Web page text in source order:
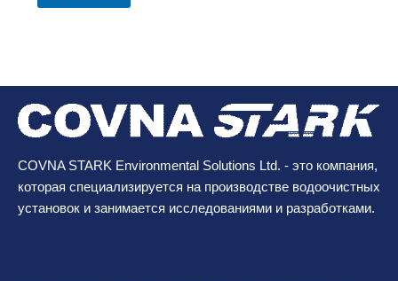
COVNA STARK Environmental Solutions Ltd. - это компания,
которая специализируется на производстве водоочистных
установок и занимается исследованиями и разработками.